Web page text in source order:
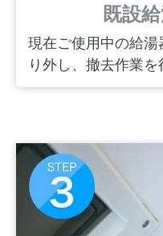
既設
現在ご使用中の給
り外し、撤去作業を